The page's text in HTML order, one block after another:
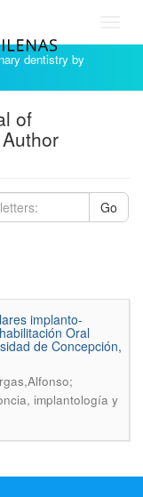
dentistry by
of
Go
implanto-
Oral
de Concepción,
implantología y